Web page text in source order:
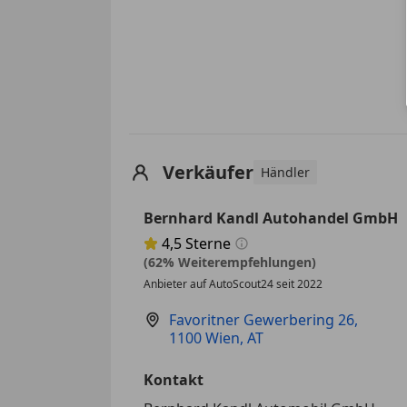
Verkäufer Händler
Bernhard Kandl Autohandel GmbH
Sternebewertung 4.5 von 5
4,5Sterne
(62% Weiterempfehlungen)
Anbieter auf AutoScout24 seit 2022
Favoritner Gewerbering 26,
1100 Wien, AT
Kontakt